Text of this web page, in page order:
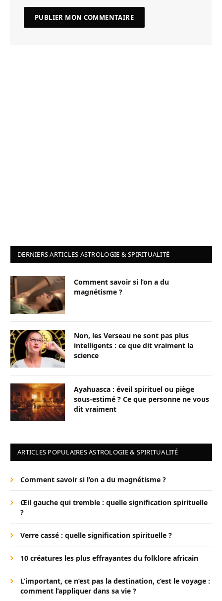
DERNIERS ARTICLES ASTROLOGIE & SPIRITUALITÉ
Comment savoir si l’on a du
magnétisme ?
Non, les Verseau ne sont pas plus
intelligents : ce que dit vraiment la
science
Ayahuasca : éveil spirituel ou piège
sous-estimé ? Ce que personne ne vous
dit vraiment
ARTICLES POPULAIRES ASTROLOGIE & SPIRITUALITÉ
Comment savoir si l’on a du magnétisme ?
Œil gauche qui tremble : quelle signification spirituelle
?
Verre cassé : quelle signification spirituelle ?
10 créatures les plus effrayantes du folklore africain
L’important, ce n’est pas la destination, c’est le voyage :
comment l’appliquer dans sa vie ?